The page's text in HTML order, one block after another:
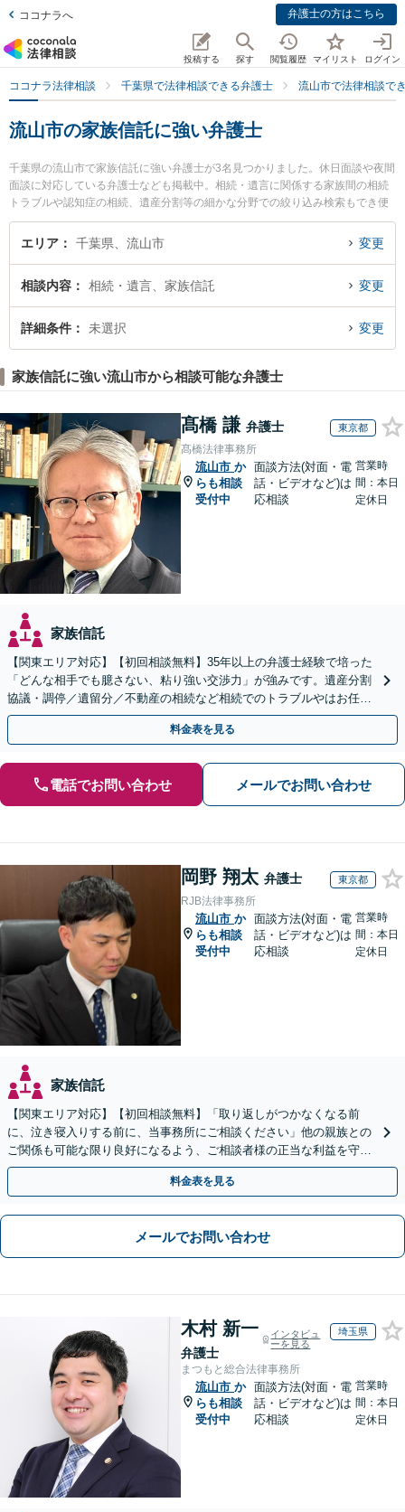
ココナラへ 弁護士の方はこちら
投稿する 探す 閲覧履歴 マイリスト ログイン
ココナラ法律相談 千葉県で法律相談できる弁護士 流山市で法律相談で
流山市の家族信託に強い弁護士
千葉県の流山市で家族信託に強い弁護士が3名見つかりました。休日面談や夜間
面談に対応している弁護士なども掲載中。相続・遺言に関係する家族間の相続
トラブルや認知症の相続、遺産分割等の細かな分野での絞り込み検索もでき便
利です。特にかえで法律事務所の森 伸之弁護士やルポながれやま法律事務所の
牧田 史弁護士、南流山法律事務所の香遠 優介弁護士のプロフィール情報や弁護
実績豊富な近くの弁護士を検索したい』『初回相談無料で家族信託を法律相談
できる流山市内の弁護士に相談予約したい』などでお困りの相談者さんにおす
すめです。
エリア 千葉県、流山市 変更
相談内容 相続・遺言、家族信託 変更
詳細条件 未選択 変更
家族信託に強い流山市から相談可能な弁護士
髙橋 謙 弁護士 東京都
髙橋法律事務所
流山市 か
らも相談
受付中
面談方法(対面・電
話・ビデオなど)は
応相談
営業時
間：本日
定休日
家族信託
【関東エリア対応】【初回相談無料】35年以上の弁護士経験で培った
「どんな相手でも臆さない、粘り強い交渉力」が強みです。遺産分割
協議・調停／遺留分／不動産の相続など相続でのトラブルやはお任せ
ください。遺言書や生前贈与など生前対策にも注力
料金表を見る
電話でお問い合わせ メールでお問い合わせ
岡野 翔太 弁護士 東京都
RJB法律事務所
流山市 か
らも相談
受付中
面談方法(対面・電
話・ビデオなど)は
応相談
営業時
間：本日
定休日
家族信託
【関東エリア対応】【初回相談無料】「取り返しがつかなくなる前
に、泣き寝入りする前に、当事務所にご相談ください」他の親族との
ご関係も可能な限り良好になるよう、ご相談者様の正当な利益を守り
つつ、双方が納得できる着地点を探ります。
料金表を見る
メールでお問い合わせ
木村 新一
弁護士
インタビュ
ーを見る
埼玉県
まつもと総合法律事務所
流山市 か
らも相談
受付中
面談方法(対面・電
話・ビデオなど)は
応相談
営業時
間：本日
定休日